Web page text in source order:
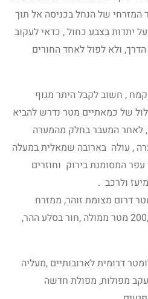
המזרחי של הנחל בכניסה אל תוך
יתדות בצבע כחול , כדאי לעקוב
ולא לפול לאחד החורים
, חשוב לקבל היתר מגוף
של כמאתיים מטר נדרש להביא
לאחר המעבר בחלק מהמערה
, עולה בארובה שמאלית במעלה
המסומנת בירוק וחוזרים
ולרכב .
דרום מצומת זוהר, ממזרח
הכביש ,תחנת שאיבה מגודרת,200 מטר ממולה ,חור בסלע ההר,
,ממוקמת 1.5 קילומטר דרומית לארובותיים ,מעליה
מפולות, מפולת חדשה